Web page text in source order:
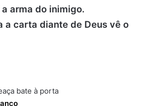
arma do inimigo.
a carta diante de Deus vê o
bate à porta